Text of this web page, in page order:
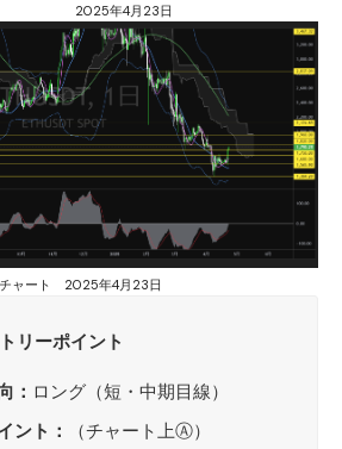
2025年4月23日
チャート 2025年4月23日
リーポイント
： ロング（短・中期目線）
ント：
（チャート上Ⓐ）